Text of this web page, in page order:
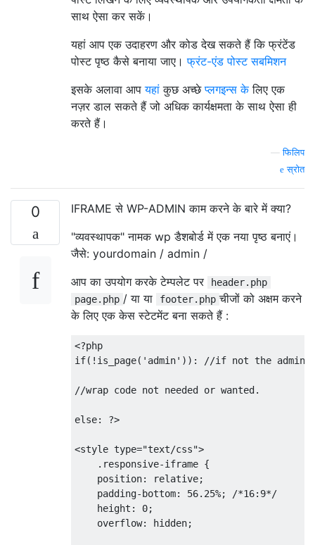
साथ ऐसा कर सकें।
यहां आप एक उदाहरण और कोड देख सकते हैं कि फ्रंटेंड
पोस्ट पृष्ठ कैसे बनाया जाए।फ्रंट-एंड पोस्ट सबमिशन
इसके अलावा आपयहां कुछ अच्छेप्लगइन्स केलिए एक
नज़र डाल सकते हैं जो अधिक कार्यक्षमता के साथ ऐसा ही
करते हैं।
—फिलिप
स्रोत
0
IFRAME से WP-ADMIN काम करने के बारे में क्या?
"व्यवस्थापक" नामक wp डैशबोर्ड में एक नया पृष्ठ बनाएं।
जैसे: yourdomain / admin /
आप का उपयोग करके टेम्पलेट पर
header.php
page.php / या या footer.php चीजों को अक्षम करने
के लिए एक केस स्टेटमेंट बना सकते हैं :
<?
if(! is_page( 'admin' )): //if not the admin
//wrap code not needed or wanted.
else: ?>
<style type="text/css">
. responsive-iframe {
position: relative;
padding-bottom: 56.25%;
/*16:9*/
height : 0;
overflow: hidden;